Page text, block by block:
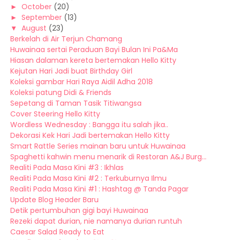
► October (20)
► September (13)
▼ August (23)
Berkelah di Air Terjun Chamang
Huwainaa sertai Peraduan Bayi Bulan Ini Pa&Ma
Hiasan dalaman kereta bertemakan Hello Kitty
Kejutan Hari Jadi buat Birthday Girl
Koleksi gambar Hari Raya Aidil Adha 2018
Koleksi patung Didi & Friends
Sepetang di Taman Tasik Titiwangsa
Cover Steering Hello Kitty
Wordless Wednesday : Bangga itu salah jika..
Dekorasi Kek Hari Jadi bertemakan Hello Kitty
Smart Rattle Series mainan baru untuk Huwainaa
Spaghetti kahwin menu menarik di Restoran A&J Burg...
Realiti Pada Masa Kini #3 : Ikhlas
Realiti Pada Masa Kini #2 : Terkuburnya Ilmu
Realiti Pada Masa Kini #1 : Hashtag @ Tanda Pagar
Update Blog Header Baru
Detik pertumbuhan gigi bayi Huwainaa
Rezeki dapat durian, nie namanya durian runtuh
Caesar Salad Ready to Eat